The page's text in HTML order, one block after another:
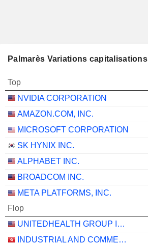
Palmarès Variations capitalisations
Top
NVIDIA CORPORATION
AMAZON.COM, INC.
MICROSOFT CORPORATION
SK HYNIX INC.
ALPHABET INC.
BROADCOM INC.
META PLATFORMS, INC.
Flop
UNITEDHEALTH GROUP INC.
INDUSTRIAL AND COMMERCIAL BANK OF CHINA LIMITED